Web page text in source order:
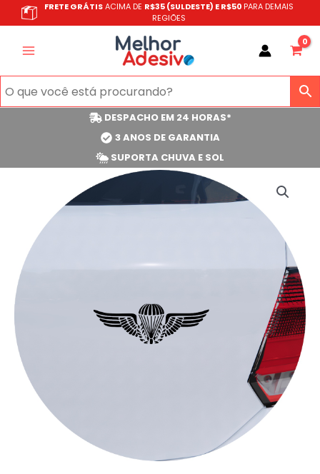
para
FRETE GRÁTISACIMA DE R$35 (SULDESTE) E R$50 PARA DEMAIS
REGIÕES
DESPACHO EM 24 HORAS*
3 ANOS DE GARANTIA
SUPORTA CHUVA E SOL